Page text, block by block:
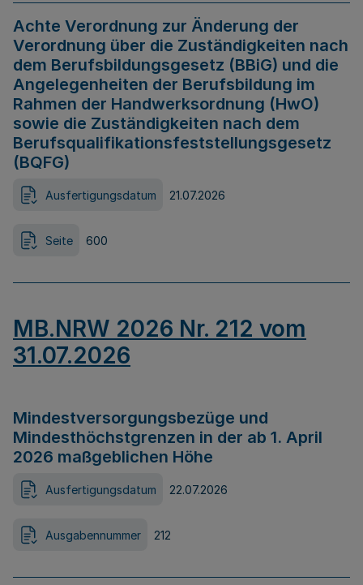
Achte Verordnung zur Änderung der
Verordnung über die Zuständigkeiten nach
dem Berufsbildungsgesetz (BBiG) und die
Angelegenheiten der Berufsbildung im
Rahmen der Handwerksordnung (HwO)
sowie die Zuständigkeiten nach dem
Berufsqualifikationsfeststellungsgesetz
(BQFG)
Ausfertigungsdatum 21.07.2026
Seite 600
MB.NRW 2026 Nr. 212 vom
31.07.2026
Mindestversorgungsbezüge und
Mindesthöchstgrenzen in der ab 1. April
2026 maßgeblichen Höhe
Ausfertigungsdatum 22.07.2026
Ausgabennummer 212